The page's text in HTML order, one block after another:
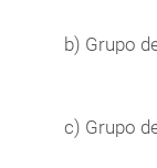
b) Grupo
c) Grupo